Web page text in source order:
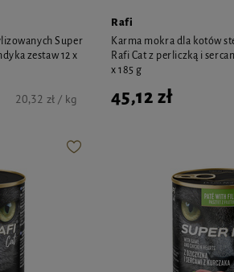
Super
zestaw 12 x
20,32 zł / kg
Rafi
Karma mokra dla kotów
Rafi Cat z perliczką i
x 185 g
45,12 zł